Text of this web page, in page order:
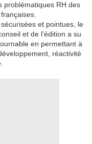
problématiques RH des
et pointues, le
et de l'édition a su
en permettant à
réactivité